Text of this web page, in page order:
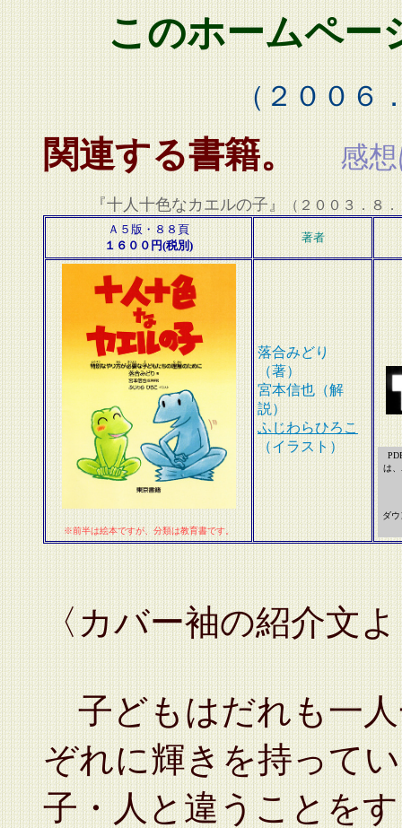
このホームペー
（２００６
関連する書籍。 感
『十人十色なカエルの子』（２００３．８
Ａ５版・８８頁
１６００円(税別)
著者
※前半は絵本ですが、分類は教育書です。
落合みどり
（著）
宮本信也（解
説）
ふじわらひろこ
（イラスト）
は、
ダ
〈カバー袖の紹介文
子どもはだれも一人
ぞれに輝きを持って
子・人と違うことを